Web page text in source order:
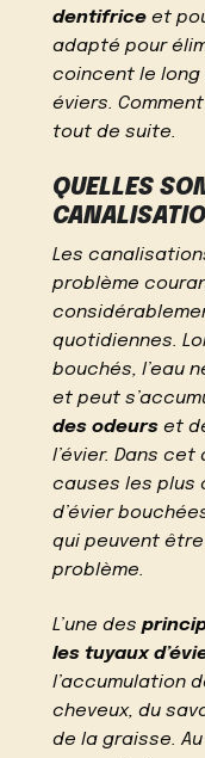
dentifrice et
adapté pour
coincent le
éviers.
tout de suite.
QUELLES
Les
problème
quotidiennes.
bouchés, l’eau
et peut
des odeurs et
l’évier. Dans
causes les plus
d’évier
qui peuvent
problème.
L’une des
les tuyaux
l’accumulation
cheveux, du
de la graisse.